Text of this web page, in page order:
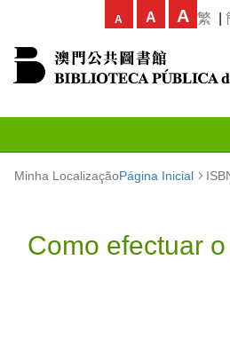
A A A 繁
Minha LocalizaçãoPágina Inicial
Como efectuar